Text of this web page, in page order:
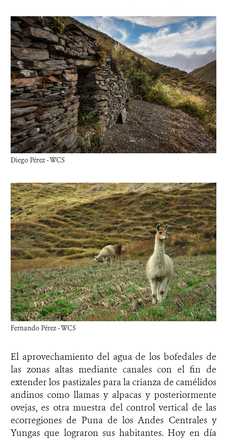
Diego Pérez - WCS
Fernando Pérez - WCS
El aprovechamiento del agua de los bofedales de
las zonas altas mediante canales con el fin de
extender los pastizales para la crianza de camélidos
andinos como llamas y alpacas y posteriormente
ovejas, es otra muestra del control vertical de las
ecorregiones de Puna de los Andes Centrales y
Yungas que lograron sus habitantes. Hoy en día